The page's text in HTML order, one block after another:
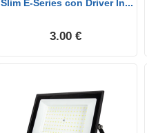
Slim E-Series con Driver In...
3.00 €